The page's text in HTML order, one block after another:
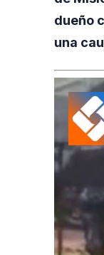
dueño
una